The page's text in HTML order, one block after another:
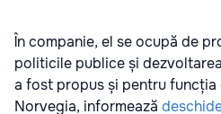
În companie, el se ocupă de
politicile publice și
a fost propus și pentru funcția
Norvegia, informează